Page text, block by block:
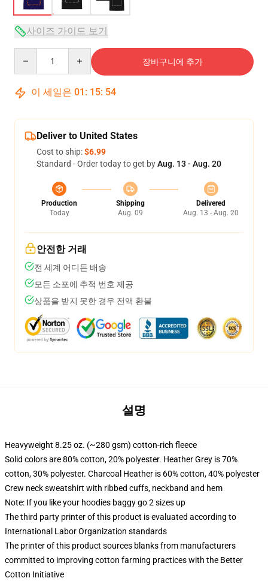
사이즈 가이드 보기
장바구니에 추가
이 세일은 01 : 15: 54
Deliver to United States
Cost to ship:$6.99
Standard - Order today to get byAug. 13 - Aug. 20
Production
Today
Shipping
Aug. 09
Delivered
Aug. 13 - Aug. 20
안전한 거래
전 세계 어디든 배송
모든 소포에 추적 번호 제공
상품을 받지 못한 경우 전액 환불
설명
Heavyweight 8.25 oz. (~280 gsm) cotton-rich fleece
Solid colors are 80% cotton, 20% polyester. Heather Grey is 70%
cotton, 30% polyester. Charcoal Heather is 60% cotton, 40% polyester
Crew neck sweatshirt with ribbed cuffs, neckband and hem
Note: If you like your hoodies baggy go 2 sizes up
The third party printer of this product is evaluated according to
International Labor Organization standards
The printer of this product sources blanks from manufacturers
committed to improving cotton farming practices with the Better
Cotton Initiative